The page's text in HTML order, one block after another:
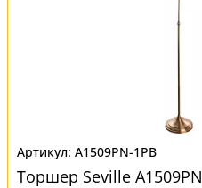
A1509PN-1PB
Торшер Seville